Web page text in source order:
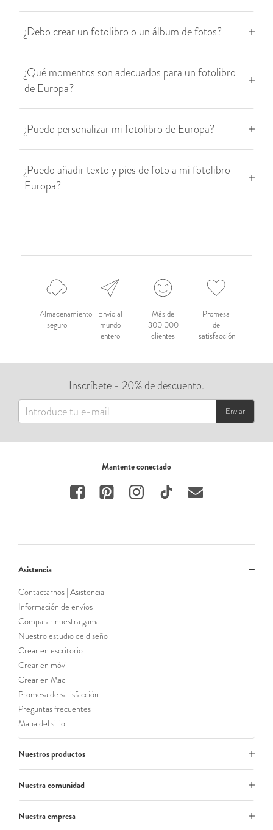
¿Debo crear un fotolibro o un álbum de fotos?
¿Qué momentos son adecuados para un fotolibro
de Europa?
¿Puedo personalizar mi fotolibro de Europa?
¿Puedo añadir texto y pies de foto a mi fotolibro
Europa?
Almacenamiento
seguro
Envío al
mundo
entero
Más de
300.000
clientes
Promesa
de
satisfacción
Inscríbete - 20% de descuento.
Enviar
Mantente conectado
Asistencia
Contactarnos | Asistencia
Información de envíos
Comparar nuestra gama
Nuestro estudio de diseño
Crear en escritorio
Crear en móvil
Crear en Mac
Promesa de satisfacción
Preguntas frecuentes
Mapa del sitio
Nuestros productos
Nuestra comunidad
Nuestra empresa